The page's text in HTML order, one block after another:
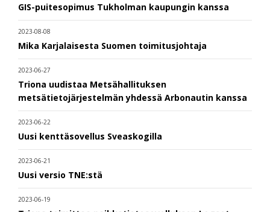
GIS-puitesopimus Tukholman kaupungin kanssa
2023-08-08
Mika Karjalaisesta Suomen toimitusjohtaja
2023-06-27
Triona uudistaa Metsähallituksen
metsätietojärjestelmän yhdessä Arbonautin kanssa
2023-06-22
Uusi kenttäsovellus Sveaskogilla
2023-06-21
Uusi versio TNE:stä
2023-06-19